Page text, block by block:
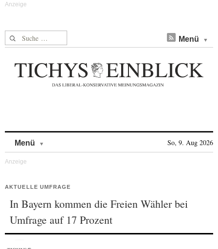
Suche nach: Menü
Menü So, 9. Aug 2026
AKTUELLE UMFRAGE
In Bayern kommen die Freien Wähler bei
Umfrage auf 17 Prozent